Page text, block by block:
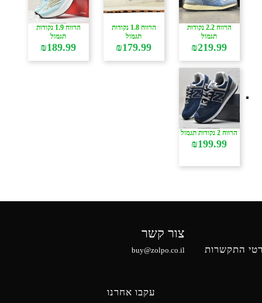
הרווח 2.2 נקודות
תגמול
₪219.99
הרווח 1.8 נקודות
תגמול
₪179.99
הרווח 1.9 נקודות
תגמול
₪189.99
הרווח 2 נקודות תגמול
₪199.99
התקשרות
צור קשר
buy@zolpo.co.il
עקבו אחרנו